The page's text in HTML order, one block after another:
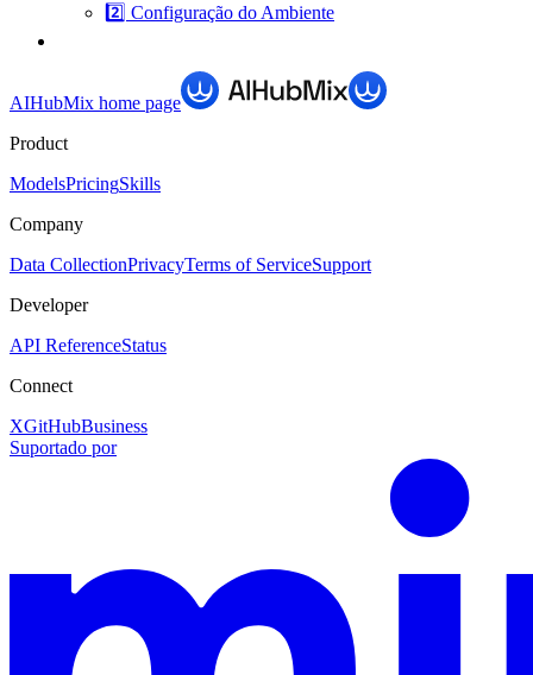
2️⃣ Configuração do Ambiente
AIHubMix home page
Product
ModelsPricingSkills
Company
Data CollectionPrivacyTerms of ServiceSupport
Developer
API ReferenceStatus
Connect
XGitHubBusiness
Suportado por